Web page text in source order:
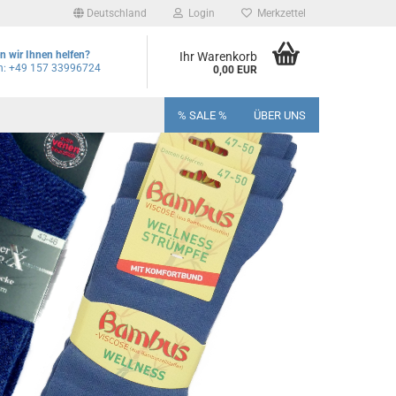
Deutschland Login Merkzettel
wir Ihnen helfen?
+49 157 33996724
Ihr Warenkorb
0,00 EUR
% SALE % ÜBER UNS